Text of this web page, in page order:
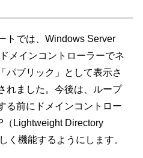
トでは、Windows Server
メインコントローラーでネ
パブリック」として表示さ
れました。今後は、ループ
る前にドメインコントロー
Lightweight Directory
く機能するようにします。